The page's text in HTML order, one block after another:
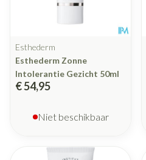
Esthederm
Esthederm Zonne
Intolerantie Gezicht 50ml
€ 54,95
Niet beschikbaar